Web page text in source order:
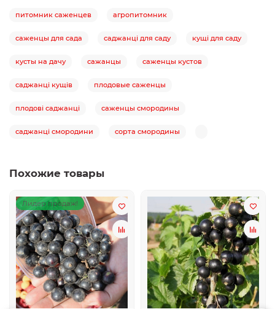
питомник саженцев агропитомник
саженцы для сада саджанці для саду кущі для саду
кусты на дачу сажанцы саженцы кустов
саджанці кущів плодовые саженцы
плодові саджанці саженцы смородины
саджанці смородини сорта смородины
Похожие товары
Лидер продаж!